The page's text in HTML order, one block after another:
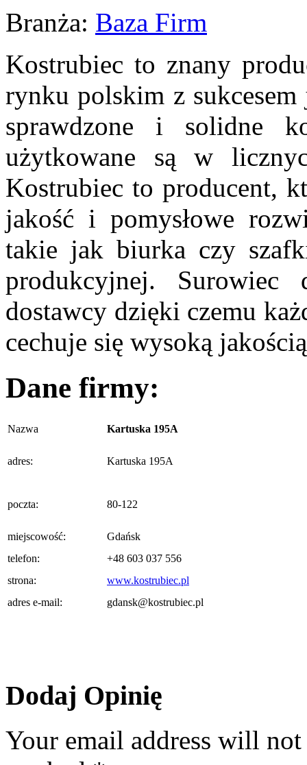
Branża: Baza Firm
Kostrubiec to znany
rynku polskim z
sprawdzone i solidne
użytkowane są w
Kostrubiec to producent,
jakość i pomysłowe
takie jak biurka czy
produkcyjnej.
dostawcy dzięki czemu
cechuje się wysoką
Dane firmy:
Nazwa Kartuska 195A
adres: Kartuska 195A
poczta: 80-122
miejscowość:
Gdańsk
telefon:
+48 603 037 556
strona:
www.kostrubiec.pl
adres e-mail:
gdansk@kostrubiec.pl
Dodaj Opinię
Your email address will